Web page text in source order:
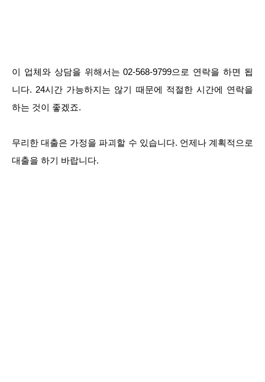
이 업체와 상담을 위해서는 02-568-9799으로 연락을 하면 됩
니다. 24시간 가능하지는 않기 때문에 적절한 시간에 연락을
하는 것이 좋겠죠.
무리한 대출은 가정을 파괴할 수 있습니다. 언제나 계획적으로
대출을 하기 바랍니다.